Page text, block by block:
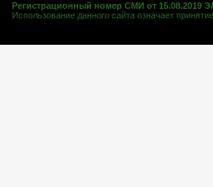
Регистрационный номер СМИ от 15.08.2019
Использование данного сайта означает